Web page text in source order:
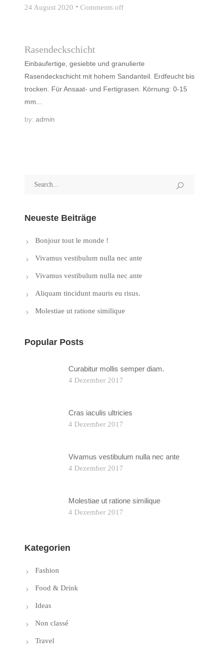
24 August 2020 Comments off
Rasendeckschicht
Einbaufertige, gesiebte und granulierte
Rasendeckschicht mit hohem Sandanteil. Erdfeucht bis
trocken. Für Ansaat- und Fertigrasen. Körnung: 0-15
mm...
by: admin
Neueste Beiträge
Bonjour tout le monde !
Vivamus vestibulum nulla nec ante
Vivamus vestibulum nulla nec ante
Aliquam tincidunt mauris eu risus.
Molestiae ut ratione similique
Popular Posts
Curabitur mollis semper diam.
4 Dezember 2017
Cras iaculis ultricies
4 Dezember 2017
Vivamus vestibulum nulla nec ante
4 Dezember 2017
Molestiae ut ratione similique
4 Dezember 2017
Kategorien
Fashion
Food & Drink
Ideas
Non classé
Travel